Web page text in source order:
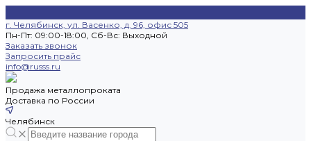
г. Челябинск, ул. Васенко, д. 96, офис 505
Пн-Пт: 09:00-18:00, Cб-Вс: Выходной
Заказать звонок
Запросить прайс
info@russs.ru
Продажа металлопроката
Доставка по России
Челябинск